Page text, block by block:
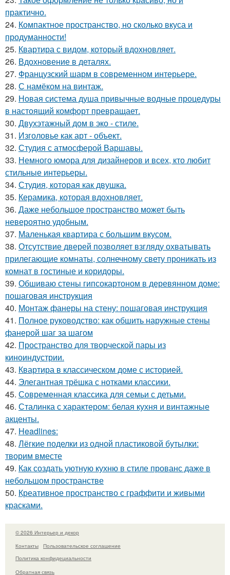
практично.
24. Компактное пространство, но сколько вкуса и
продуманности!
25. Квартира с видом, который вдохновляет.
26. Вдохновение в деталях.
27. Французский шарм в современном интерьере.
28. С намёком на винтаж.
29. Новая система душа привычные водные процедуры
в настоящий комфорт превращает.
30. Двухэтажный дом в эко - стиле.
31. Изголовье как арт - объект.
32. Студия с атмосферой Варшавы.
33. Немного юмора для дизайнеров и всех, кто любит
стильные интерьеры.
34. Студия, которая как двушка.
35. Керамика, которая вдохновляет.
36. Даже небольшое пространство может быть
невероятно удобным.
37. Маленькая квартира с большим вкусом.
38. Отсутствие дверей позволяет взгляду охватывать
прилегающие комнаты, солнечному свету проникать из
комнат в гостиные и коридоры.
39. Обшиваю стены гипсокартоном в деревянном доме:
пошаговая инструкция
40. Монтаж фанеры на стену: пошаговая инструкция
41. Полное руководство: как обшить наружные стены
фанерой шаг за шагом
42. Пространство для творческой пары из
киноиндустрии.
43. Квартира в классическом доме с историей.
44. Элегантная трёшка с нотками классики.
45. Современная классика для семьи с детьми.
46. Сталинка с характером: белая кухня и винтажные
акценты.
47. Headlines:
48. Лёгкие поделки из одной пластиковой бутылки:
творим вместе
49. Как создать уютную кухню в стиле прованс даже в
небольшом пространстве
50. Креативное пространство с граффити и живыми
красками.
© 2026 Интерьер и декор
Контакты
Пользовательское соглашение
Политика конфидециальности
Обратная связь